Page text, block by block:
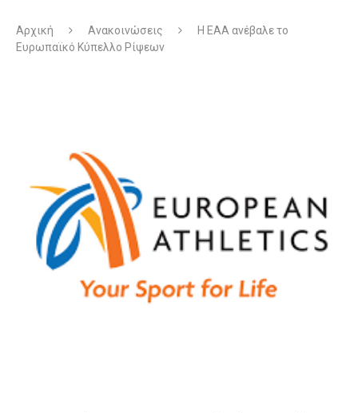
Αρχική Ανακοινώσεις
Η ΕΑΑ ανέβαλε το
Ευρωπαϊκό Κύπελλο Ρίψεων